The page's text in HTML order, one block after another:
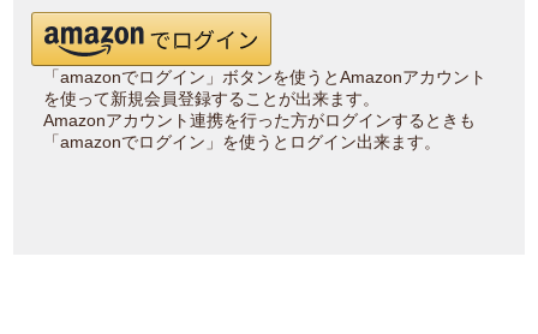
「amazonでログイン」ボタンを使うとAmazonアカウント
を使って新規会員登録することが出来ます。
Amazonアカウント連携を行った方がログインするときも
「amazonでログイン」を使うとログイン出来ます。